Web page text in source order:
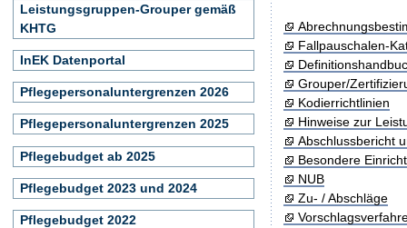
Fallpauschalen-
Grouper/
Kodierrichtlinien
Hinweise zur
Abschlussbericht
Besondere
NUB
Zu- / Abschläge
Leistungsgruppen-Grouper gemäß
KHTG
InEK Datenportal
Pflegepersonaluntergrenzen 2026
Pflegepersonaluntergrenzen 2025
Pflegebudget ab 2025
Pflegebudget 2023 und 2024
Pflegebudget 2022